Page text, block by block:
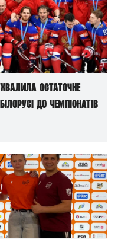
остаточне
до чемпіонатів